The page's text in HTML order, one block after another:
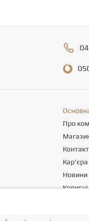
Про
Кар'єра
Новини
Корисні